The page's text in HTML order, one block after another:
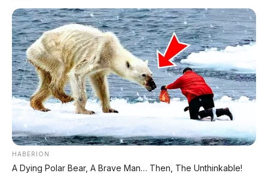
Hyundai Stargazer Trend
Essential 1.5 iVT 2024, DP
12.000.000
Suzuki Super Carry X
Limited Meluncur di
Jepang, Pickup Kecil 4WD
Cuma Rp180 Jutaan!
Tidak ada komentar:
HABERION
A Dying Polar Bear, A Brave Man… Then, The Unthinkable!